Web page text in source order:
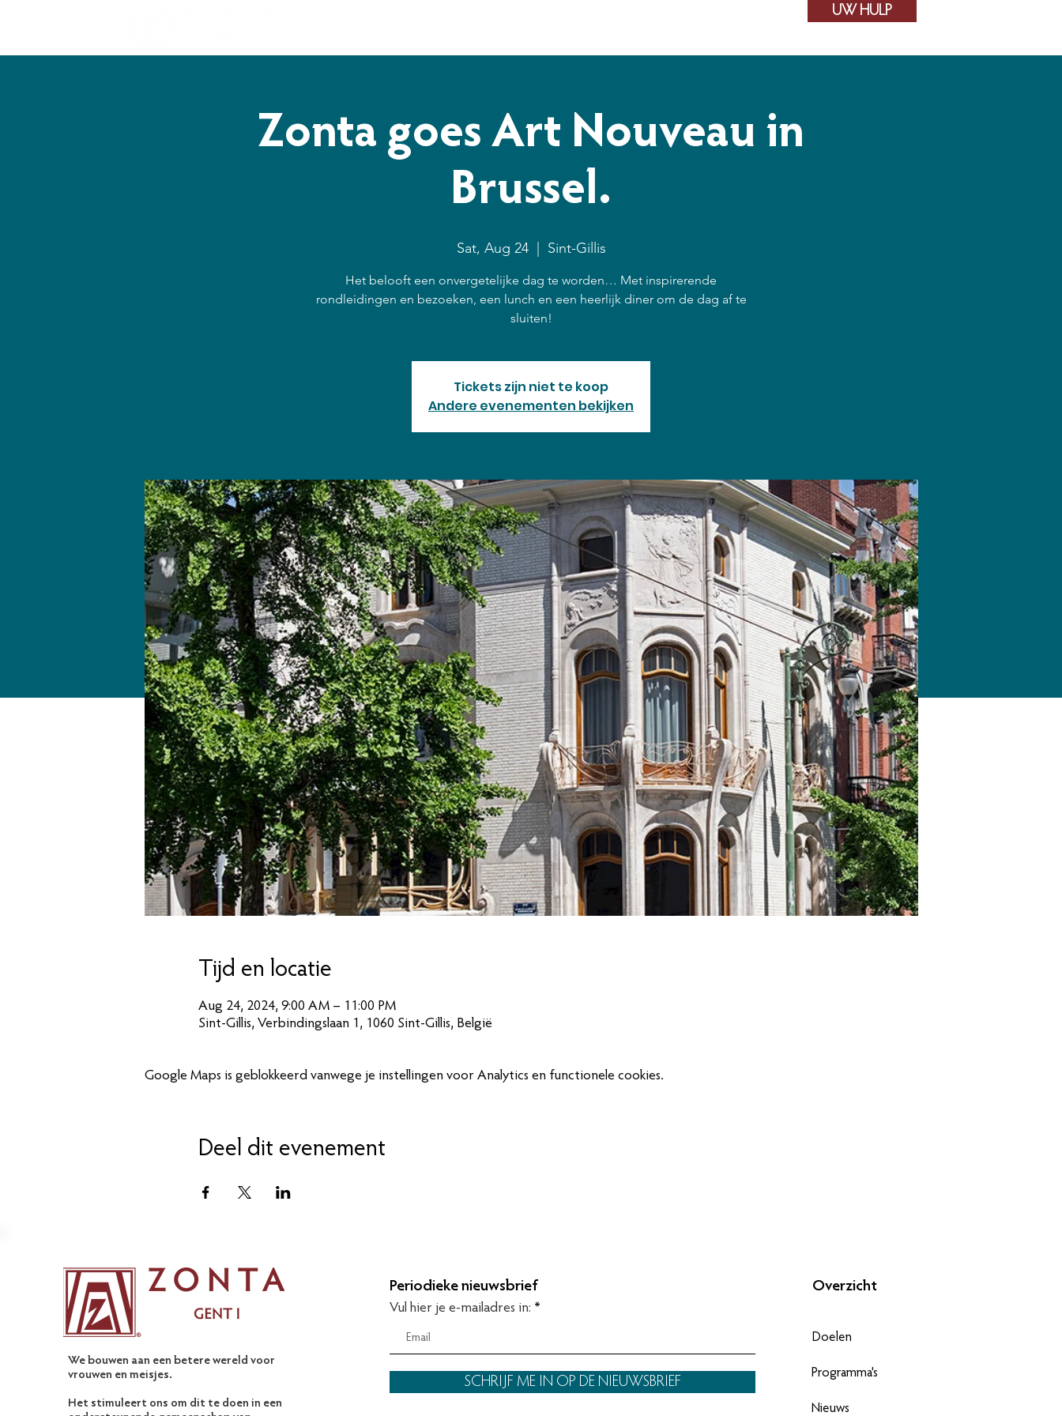
UW HULP
Zonta goes Art Nouveau in
Brussel.
Sat, Aug 24
  |
Sint-Gillis
Het belooft een onvergetelijke dag te worden… Met inspirerende
rondleidingen en bezoeken, een lunch en een heerlijk diner om de dag af te
sluiten!
Tickets zijn niet te koop
Andere evenementen bekijken
Tijd en locatie
Aug 24, 2024, 9:00 AM – 11:00 PM
Sint-Gillis, Verbindingslaan 1, 1060 Sint-Gillis, België
Google Maps is geblokkeerd vanwege je instellingen voor Analytics en functionele cookies.
Deel dit evenement
We bouwen aan een betere wereld voor
vrouwen en meisjes.
Het stimuleert ons om dit te doen in een
Periodieke nieuwsbrief
Vul hier je e-mailadres in:
SCHRIJF ME IN OP DE NIEUWSBRIEF
Overzicht
Doelen
Programma's
Nieuws